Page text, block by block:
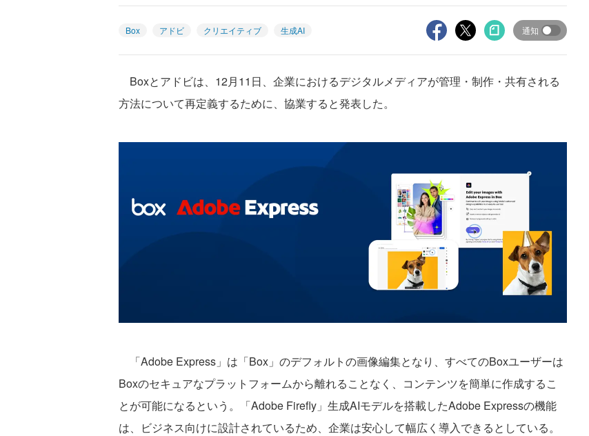
Box アドビ クリエイティブ 生成AI 通知
Boxとアドビは、12月11日、企業におけるデジタルメディアが管理・制作・共有される
方法について再定義するために、協業すると発表した。
「Adobe Express」は「Box」のデフォルトの画像編集となり、すべてのBoxユーザーは
Boxのセキュアなプラットフォームから離れることなく、コンテンツを簡単に作成するこ
とが可能になるという。「Adobe Firefly」生成AIモデルを搭載したAdobe Expressの機能
は、ビジネス向けに設計されているため、企業は安心して幅広く導入できるとしている。